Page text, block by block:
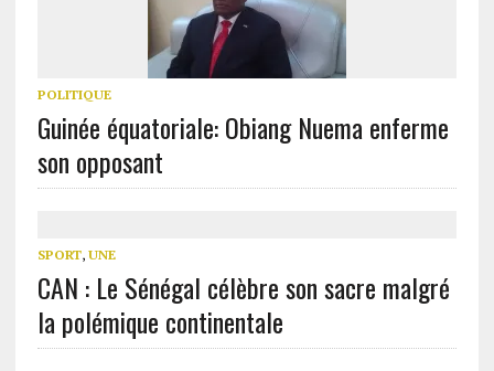
POLITIQUE
Guinée équatoriale: Obiang Nuema enferme
son opposant
SPORT, UNE
CAN : Le Sénégal célèbre son sacre malgré
la polémique continentale